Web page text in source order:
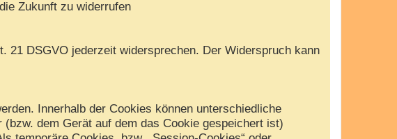
Zukunft zu widerrufen
21 DSGVO jederzeit widersprechen. Der Widerspruch kann
Innerhalb der Cookies können unterschiedliche
dem Gerät auf dem das Cookie gespeichert ist)